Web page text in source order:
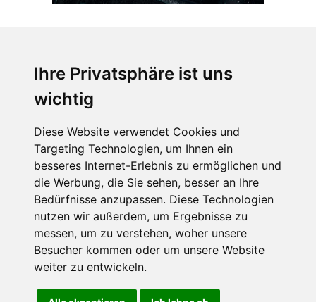
Ihre Privatsphäre ist uns
wichtig
Diese Website verwendet Cookies und
Targeting Technologien, um Ihnen ein
besseres Internet-Erlebnis zu ermöglichen und
die Werbung, die Sie sehen, besser an Ihre
Bedürfnisse anzupassen. Diese Technologien
nutzen wir außerdem, um Ergebnisse zu
messen, um zu verstehen, woher unsere
Besucher kommen oder um unsere Website
weiter zu entwickeln.
CPost.org© 2013-2023 The Celebrity Post.
Terms of Use Privacy | Cookies Policy( Einstellungen ändern
About Us
Advertising
Contact Us
YouTube